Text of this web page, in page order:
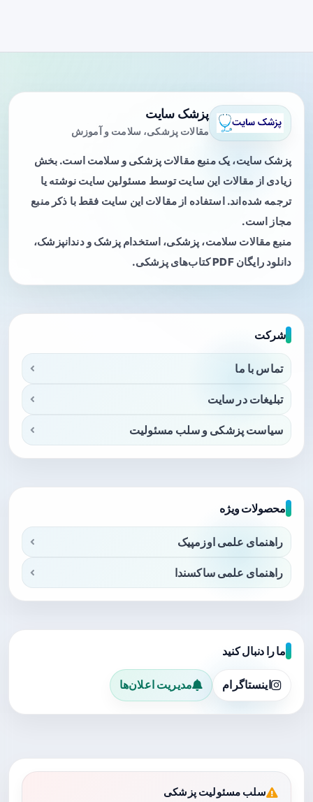
پزشک سایت
مقالات پزشکی، سلامت و آموزش
پزشک سایت، یک منبع مقالات پزشکی و سلامت است. بخش
زیادی از مقالات این سایت توسط مسئولین سایت نوشته یا
ترجمه شده‌اند. استفاده از مقالات این سایت فقط با ذکر منبع
مجاز است.
منبع مقالات سلامت، پزشکی، استخدام پزشک و دندانپزشک،
دانلود رایگان PDF کتاب‌های پزشکی.
شرکت
تماس با ما
تبلیغات در سایت
سیاست پزشکی و سلب مسئولیت
محصولات ویژه
راهنمای علمی اوزمپیک
راهنمای علمی ساکسندا
ما را دنبال کنید
اینستاگرام مدیریت اعلان‌ها
سلب مسئولیت پزشکی